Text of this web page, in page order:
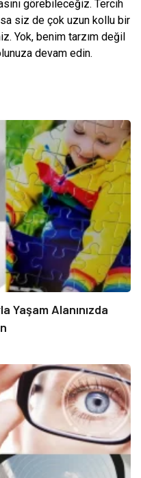
görebileceğiz. Tercih
siz de çok uzun kollu bir
Yok, benim tarzım değil
devam edin.
Yaşam Alanınızda